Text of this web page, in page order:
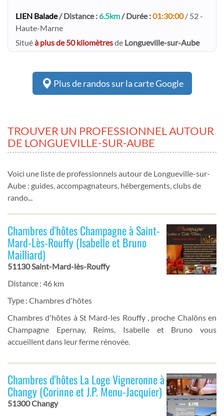
LIEN Balade/ Distance : 6.5km/ Durée :01:30:00/ 52 -
Haute-Marne
Situéà plus de 50 kilomètresde Longueville-sur-Aube
Plus de randos sur la carte Google
TROUVER UN PROFESSIONNEL AUTOUR
DE LONGUEVILLE-SUR-AUBE
Voici une liste de professionnels autour de Longueville-sur-
Aube : guides, accompagnateurs, hébergements, clubs de
rando...
Chambres d'hôtes Champagne à Saint-
Mard-Lès-Rouffy (Isabelle et Bruno
Mailliard)
51130 Saint-Mard-lès-Rouffy
Distance: 46 km
Type: Chambres d'hôtes
Chambres d'hôtes à St Mard-les Rouffy , proche Chalôns en
Champagne Epernay, Reims, Isabelle et Bruno vous
accueillent dans leur ferme rénovée.
Chambres d'hôtes La Loge Vigneronne à
Changy (Corinne et J.P. Menu-Jacquier)
51300 Changy